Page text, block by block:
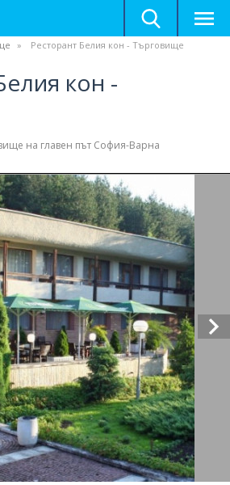
Ресторант Белия кон - Търговище
кон -
на главен път София-Варна